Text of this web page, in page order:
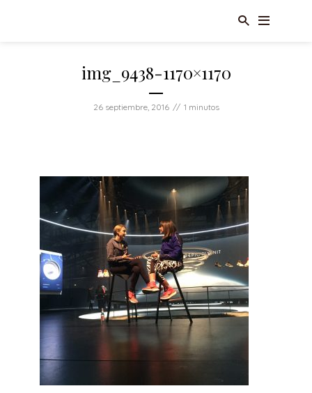
img_9438-1170×1170
26 septiembre, 2016 1 minutos